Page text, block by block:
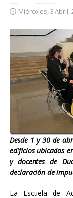
Miércoles, 3 Abril,
Desde 1 y 30 de
edificios ubicados
y docentes de
declaración de
La Escuela de